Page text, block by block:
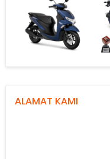
ALAMAT KAMI